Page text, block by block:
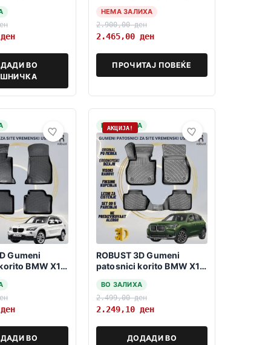
ден
ВО
НЕМА ЗАЛИХА
2.900,00ден
2.465,00 ден
ПРОЧИТАЈ ПОВЕЌЕ
Gumeni
BMW X1
ден
ВО
НА ЗАЛИХА
АКЦИЈА!
ROBUST 3D Gumeni
patosnici korito BMW X1
ВО ЗАЛИХА
2.499,00ден
2.249,10 ден
ДОДАДИ ВО